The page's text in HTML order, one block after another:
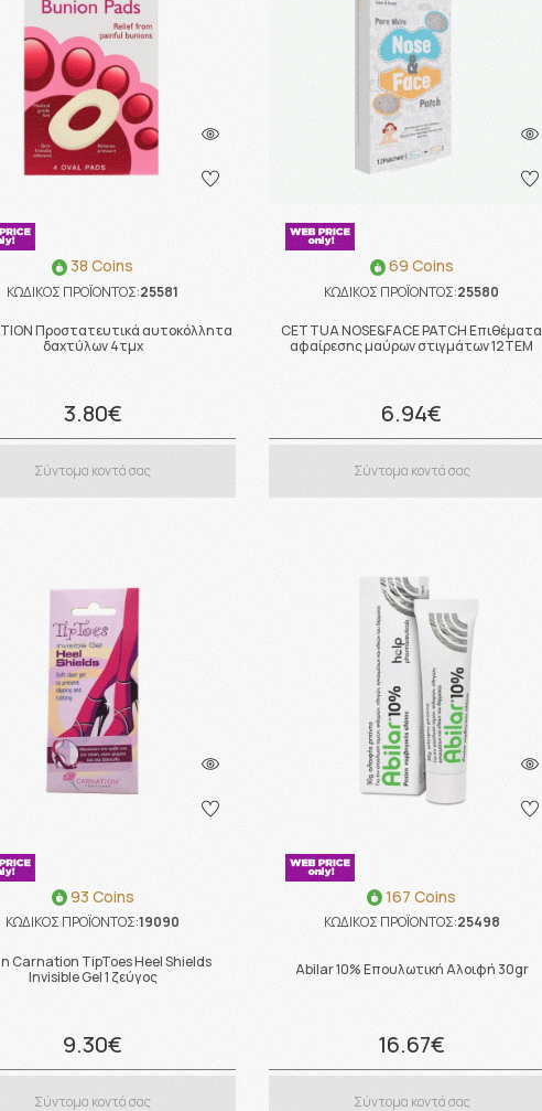
38 Coins
ΚΩΔΙΚΟΣ ΠΡΟΪΟΝΤΟΣ:25581
Προστατευτικά αυτοκόλλητα
δαχτύλων 4τμχ
3.80€
Σύντομα κοντά σας
69 Coins
ΚΩΔΙΚΟΣ ΠΡΟΪΟΝΤΟΣ:25580
CETTUA NOSE&FACE PATCH Επιθέματα
αφαίρεσης μαύρων στιγμάτων 12TEM
6.94€
Σύντομα κοντά σας
93 Coins
ΚΩΔΙΚΟΣ ΠΡΟΪΟΝΤΟΣ:19090
Carnation TipToes Heel Shields
Invisible Gel 1 ζεύγος
9.30€
Σύντομα κοντά σας
167 Coins
ΚΩΔΙΚΟΣ ΠΡΟΪΟΝΤΟΣ:25498
Abilar 10% Επουλωτική Αλοιφή 30gr
16.67€
Σύντομα κοντά σας